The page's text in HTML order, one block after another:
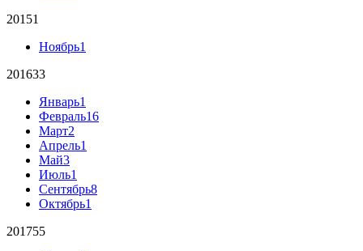
20151
Ноябрь1
201633
Январь1
Февраль16
Март2
Апрель1
Май3
Июль1
Сентябрь8
Октябрь1
201755